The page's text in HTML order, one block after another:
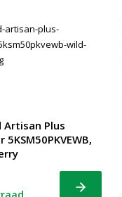
Artisan Plus
Bekijk